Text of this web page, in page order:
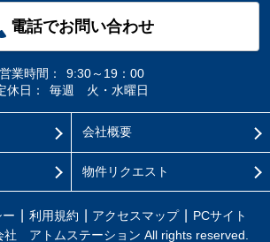
電話でお問い合わせ
営業時間：
9:30～19：00
休日：
毎週 火・水曜日
会社概要
物件リクエスト
利用規約 アクセスマップ
PCサイト
社 アトムステーション All rights reserved.